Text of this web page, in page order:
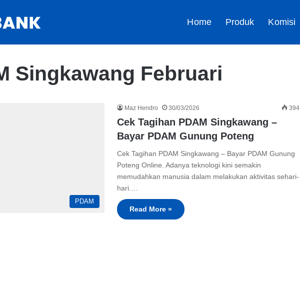
Home Produk Komisi
Singkawang Februari
PDAM
Maz Hendro 30/03/2026 394
Cek Tagihan PDAM Singkawang –
Bayar PDAM Gunung Poteng
Cek Tagihan PDAM Singkawang – Bayar PDAM Gunung
Poteng Online. Adanya teknologi kini semakin
memudahkan manusia dalam melakukan aktivitas sehari-
hari.…
Read More »